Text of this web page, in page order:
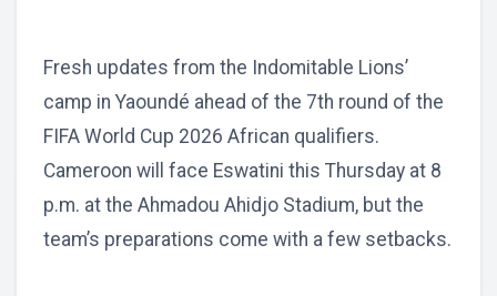
Fresh updates from the Indomitable Lions’
camp in Yaoundé ahead of the 7th round of the
FIFA World Cup 2026 African qualifiers.
Cameroon will face Eswatini this Thursday at 8
p.m. at the Ahmadou Ahidjo Stadium, but the
team’s preparations come with a few setbacks.